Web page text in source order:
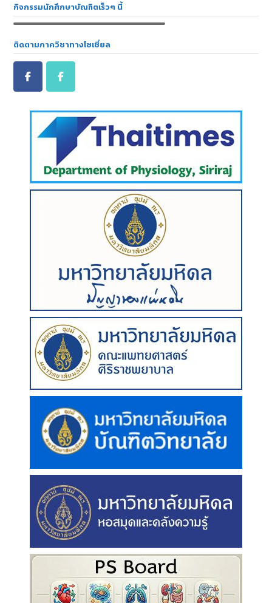
กิจกรรมนักศึกษาบัณฑิตเร็วๆ นี้
ติดตามภาควิชาทางโซเชี่ยล